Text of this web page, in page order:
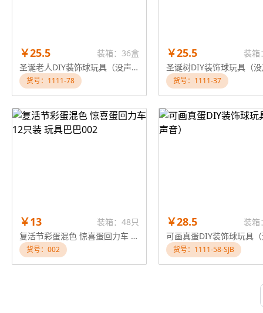
￥25.5
装箱：36盒
圣诞老人DIY装饰球玩具（没声音）儿童益智游戏画画玩具
货号：1111-78
￥25.5 装箱
货号：1111-37
￥13
装箱：48只
复活节彩蛋混色 惊喜蛋回力车 12只装 玩具巴巴002
货号：002
￥28.5 装箱
货号：1111-58-SJB